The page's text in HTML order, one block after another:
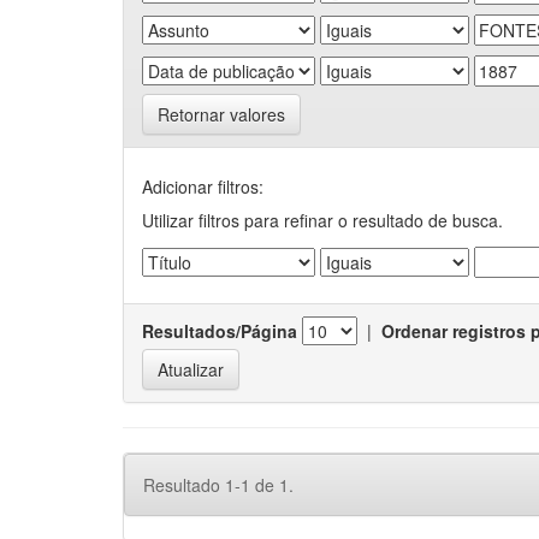
Retornar valores
Adicionar filtros:
Utilizar filtros para refinar o resultado de busca.
Resultados/Página | Ordenar registros
Resultado 1-1 de 1.